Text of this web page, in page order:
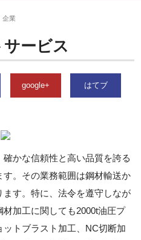
企業
ービス
google+ はてブ
確かな信頼性と高い品質を誇る
。その業務範囲は鋼材輸送か
す。特に、法令を遵守しなが
加工に関しても2000t油圧プ
トブラスト加工、NC切断加